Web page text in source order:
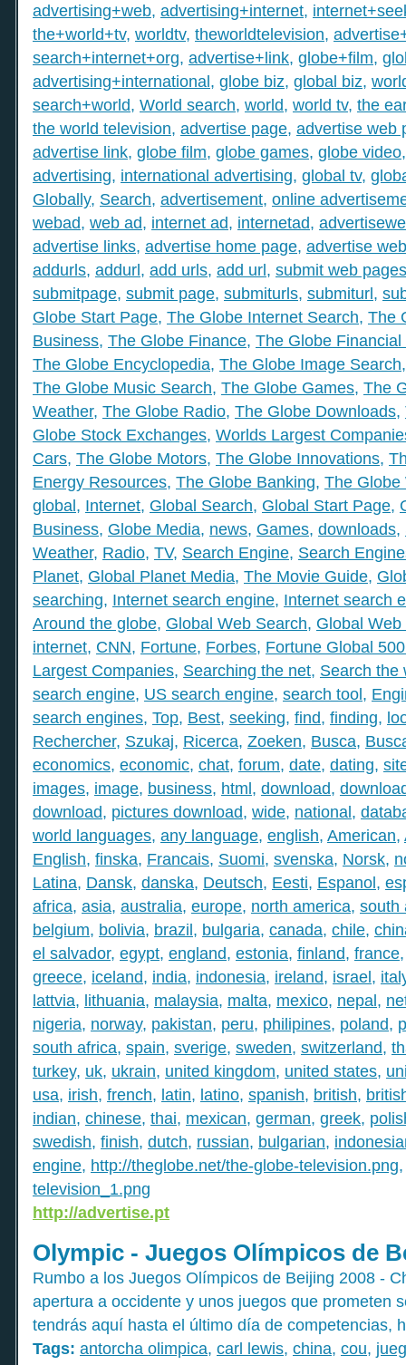
advertising+web, advertising+internet,
the+world+tv, worldtv, theworldtelevision,
search+internet+org, advertise+link, globe+film,
advertising+international, globe biz, global biz,
search+world, World search, world, world tv, the
the world television, advertise page, advertise web
advertise link, globe film, globe games, globe video
advertising, international advertising, global tv,
Globally, Search, advertisement, online
webad, web ad, internet ad, internetad,
advertise links, advertise home page, advertise
addurls, addurl, add urls, add url, submit web pages
submitpage, submit page, submiturls, submiturl,
Globe Start Page, The Globe Internet Search, The
Business, The Globe Finance, The Globe Financial
The Globe Encyclopedia, The Globe Image Search
The Globe Music Search, The Globe Games, The
Weather, The Globe Radio, The Globe Downloads,
Globe Stock Exchanges, Worlds Largest
Cars, The Globe Motors, The Globe Innovations,
Energy Resources, The Globe Banking, The Globe
global, Internet, Global Search, Global Start Page,
Business, Globe Media, news, Games, downloads,
Weather, Radio, TV, Search Engine, Search
Planet, Global Planet Media, The Movie Guide,
searching, Internet search engine, Internet search
Around the globe, Global Web Search, Global
internet, CNN, Fortune, Forbes, Fortune Global
Largest Companies, Searching the net, Search the
search engine, US search engine, search tool,
search engines, Top, Best, seeking, find, finding,
Rechercher, Szukaj, Ricerca, Zoeken, Busca,
economics, economic, chat, forum, date, dating,
images, image, business, html, download,
download, pictures download, wide, national,
world languages, any language, english, American,
English, finska, Francais, Suomi, svenska, Norsk,
Latina, Dansk, danska, Deutsch, Eesti, Espanol,
africa, asia, australia, europe, north america, south
belgium, bolivia, brazil, bulgaria, canada, chile,
el salvador, egypt, england, estonia, finland, france
greece, iceland, india, indonesia, ireland, israel,
lattvia, lithuania, malaysia, malta, mexico, nepal,
nigeria, norway, pakistan, peru, philipines, poland,
south africa, spain, sverige, sweden, switzerland,
turkey, uk, ukrain, united kingdom, united states,
usa, irish, french, latin, latino, spanish, british,
indian, chinese, thai, mexican, german, greek,
swedish, finish, dutch, russian, bulgarian,
engine, http://theglobe.net/the-globe-television.png
television_1.png
http://advertise.pt
Olympic - Juegos Olímpicos de
Rumbo a los Juegos Olímpicos de Beijing 2008 -
apertura a occidente y unos juegos que prometen
tendrás aquí hasta el último día de competencias,
Tags: antorcha olimpica, carl lewis, china, cou,